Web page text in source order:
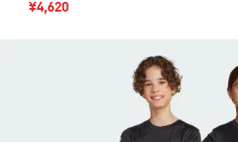
セール価格
¥4,620